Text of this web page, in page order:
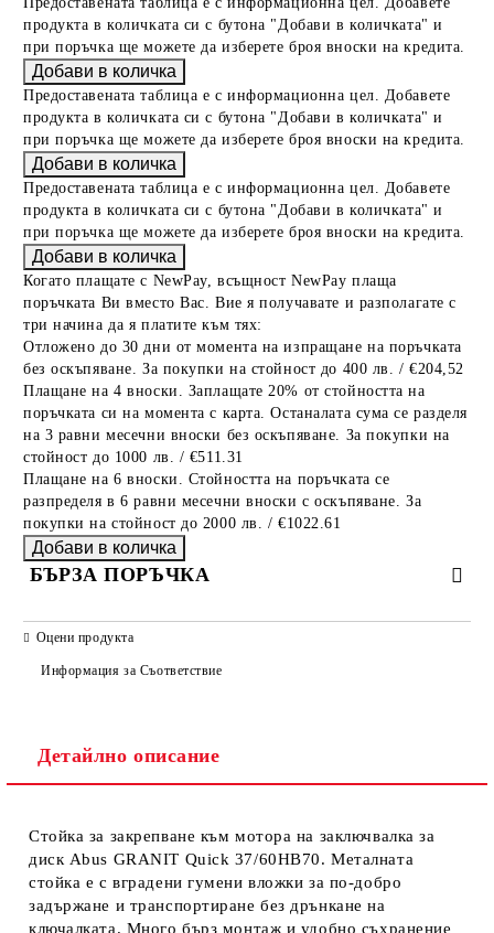
продукта в количката си с бутона "Добави в количката" и
при поръчка ще можете да изберете броя вноски на кредита.
Предоставената таблица е с информационна цел. Добавете
продукта в количката си с бутона "Добави в количката" и
при поръчка ще можете да изберете броя вноски на кредита.
Предоставената таблица е с информационна цел. Добавете
продукта в количката си с бутона "Добави в количката" и
при поръчка ще можете да изберете броя вноски на кредита.
Когато плащате с NewPay, всъщност NewPay плаща
поръчката Ви вместо Вас. Вие я получавате и разполагате с
три начина да я платите към тях:
Отложено до 30 дни от момента на изпращане на поръчката
без оскъпяване. За покупки на стойност до 400 лв. / €204,52
Плащане на 4 вноски. Заплащате 20% от стойността на
поръчката си на момента с карта. Останалата сума се разделя
на 3 равни месечни вноски без оскъпяване. За покупки на
стойност до 1000 лв. / €511.31
Плащане на 6 вноски. Стойността на поръчката се
разпределя в 6 равни месечни вноски с оскъпяване. За
покупки на стойност до 2000 лв. / €1022.61
БЪРЗА ПОРЪЧКА
Съгласен съм с
Ние ще се свържем с вас в рамките на работния ден.
Оцени продукта
Информация за Съответствие
Детайлно описание
Стойка за закрепване към мотора на заключвалка за
диск Abus GRANIT Quick 37/60HB70. Металната
стойка е с вградени гумени вложки за по-добро
задържане и транспортиране без дрънкане на
ключалката. Много бърз монтаж и удобно съхранение